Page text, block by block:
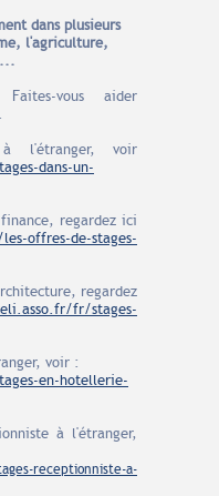
dans plusieurs
l'agriculture,
vous aider
l'étranger, voir
dans-un-
regardez ici
offres-de-stages-
regardez
fr/stages-
voir :
en-hotellerie-
à l'étranger,
receptionniste-a-